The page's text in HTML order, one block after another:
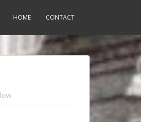
HOME CONTACT